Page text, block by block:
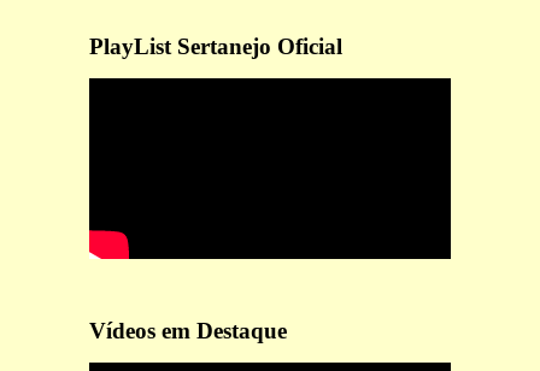
PlayList Sertanejo Oficial
Vídeos em Destaque